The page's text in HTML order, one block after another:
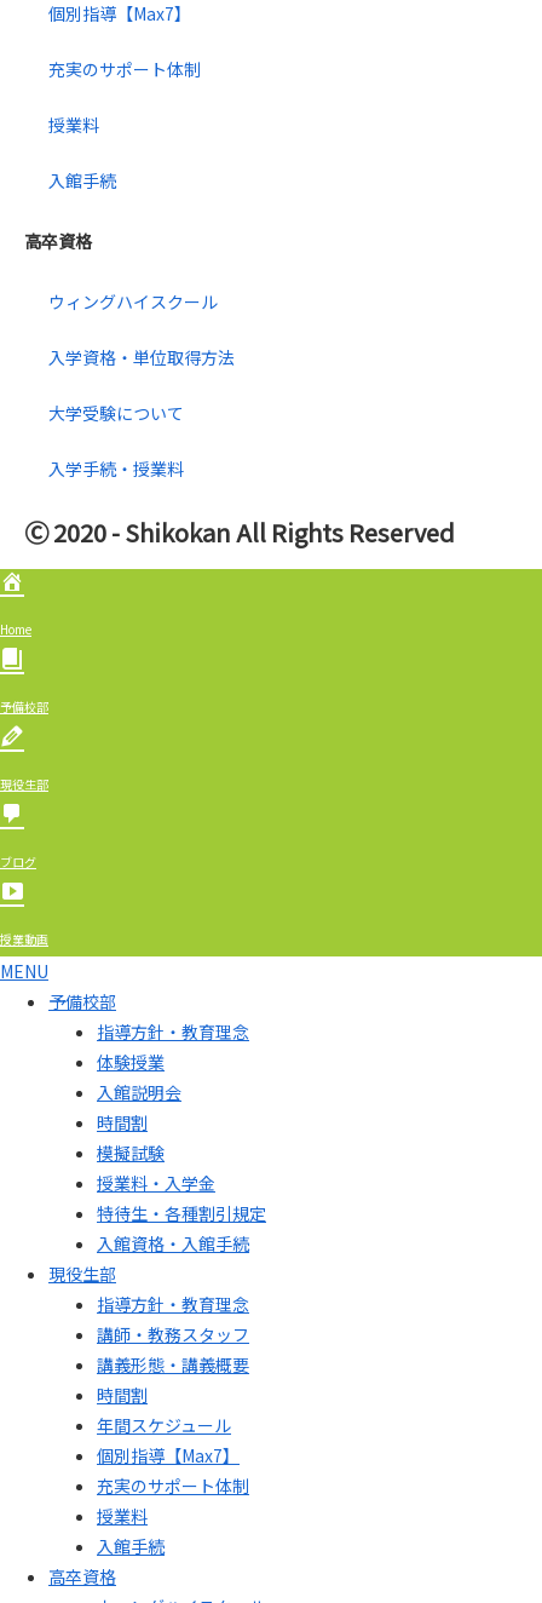
個別指導【Max7】
充実のサポート体制
授業料
入館手続
高卒資格
ウィングハイスクール
入学資格・単位取得方法
大学受験について
入学手続・授業料
Ⓒ 2020 - Shikokan All Rights Reserved
Home
予備校部
現役生部
ブログ
授業動画
MENU
予備校部
指導方針・教育理念
体験授業
入館説明会
時間割
模擬試験
授業料・入学金
特待生・各種割引規定
入館資格・入館手続
現役生部
指導方針・教育理念
講師・教務スタッフ
講義形態・講義概要
時間割
年間スケジュール
個別指導【Max7】
充実のサポート体制
授業料
入館手続
高卒資格